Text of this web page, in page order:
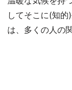
してそこに(知
は、多くの人の